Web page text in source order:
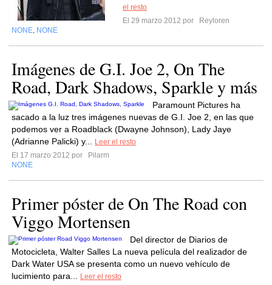
el resto
El 29 marzo 2012 por
Reyloren
NONE NONE
Imágenes de G.I. Joe 2, On The
Road, Dark Shadows, Sparkle y más
Paramount Pictures ha
sacado a la luz tres imágenes nuevas de G.I. Joe 2, en las que
podemos ver a Roadblack (Dwayne Johnson), Lady Jaye
(Adrianne Palicki) y...
Leer el resto
El 17 marzo 2012 por
Pilarm
NONE
Primer póster de On The Road con
Viggo Mortensen
Del director de Diarios de
Motocicleta, Walter Salles La nueva película del realizador de
Dark Water USA se presenta como un nuevo vehículo de
lucimiento para...
Leer el resto